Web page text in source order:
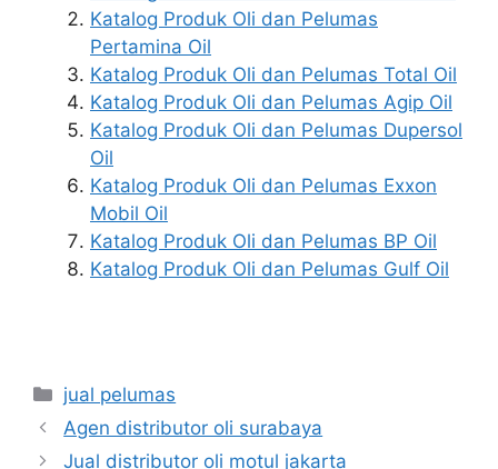
Katalog Produk Oli dan Pelumas
Pertamina Oil
Katalog Produk Oli dan Pelumas Total Oil
Katalog Produk Oli dan Pelumas Agip Oil
Katalog Produk Oli dan Pelumas Dupersol
Oil
Katalog Produk Oli dan Pelumas Exxon
Mobil Oil
Katalog Produk Oli dan Pelumas BP Oil
Katalog Produk Oli dan Pelumas Gulf Oil
jual pelumas
Agen distributor oli surabaya
Jual distributor oli motul jakarta